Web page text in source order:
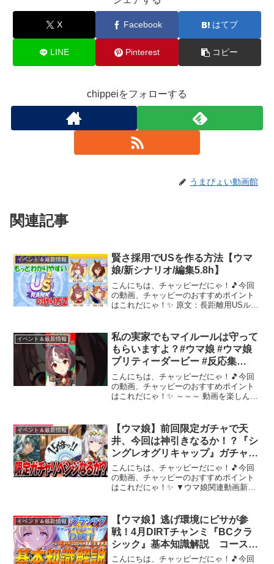
X Facebook はてブ
LINE Pinterest コピー
chippeiをフォローする
うまぴょい動画館
関連記事
イベント＆最新情報
賢さ採用でUSを作る方法【ウマ
娘/新シナリオ/編集5.8h】
こんにちは、チャッピーだにゃ！🎵今回
の動画、チャッピーのおすすめポイント
はこれだにゃ！✨ 原文：長距離用USルー
ピサポ２枚採用の賢さ抜き編成が主流で
すが長距離特...
イベント＆最新情報
私の実家でもマイルールは守って
もらいますよ？#ウマ娘 #ウマ娘
プリティーダービー #反応集
#shorts
こんにちは、チャッピーだにゃ！🎵今回
の動画、チャッピーのおすすめポイント
はこれだにゃ！✨ ～～～ 動画を楽しんだ
イベント＆最新情報
【ウマ娘】前回限定ガチャで天
井、今回は神引きなるか！？『シ
ングレオグリキャップ』ガチャ
◯◯連！！ マスチャレでぼこぼ
こにされる！？
こんにちは、チャッピーだにゃ！🎵今回
の動画、チャッピーのおすすめポイント
はこれだにゃ！✨ ▼ウマ娘関連動画新シ
ラン、保科、テイオー評価➡高速リセマ
ラ方法➡▼twit...
イベント＆最新情報
【ウマ娘】逃げ環境にピサが参
戦！4月DIRTチャンミ『BCクラ
シック』基本知識解説 コース解
説/有効加速/目標ステータス/因子
こんにちは、チャッピーだにゃ！🎵今回